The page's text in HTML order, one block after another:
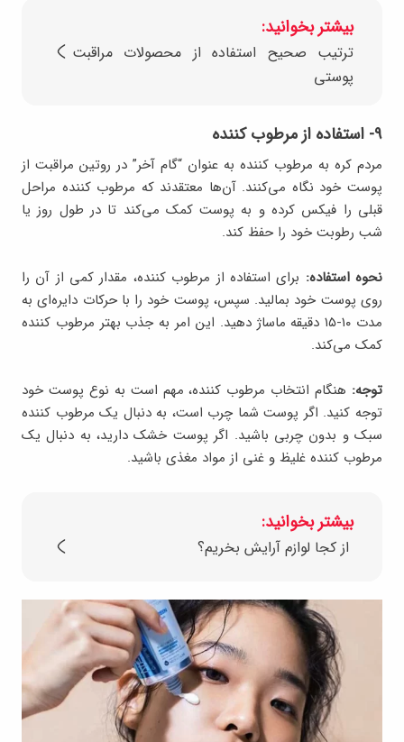
بیشتر بخوانید:
ترتیب صحیح استفاده از محصولات مراقبت
پوستی
۹- استفاده از مرطوب کننده
مردم کره به مرطوب کننده به عنوان “گام آخر” در روتین مراقبت از
پوست خود نگاه می‌کنند. آن‌ها معتقدند که مرطوب کننده مراحل
قبلی را فیکس کرده و به پوست کمک می‌کند تا در طول روز یا
شب رطوبت خود را حفظ کند.
نحوه استفاده: برای استفاده از مرطوب کننده، مقدار کمی از آن را
روی پوست خود بمالید. سپس، پوست خود را با حرکات دایره‌ای به
مدت ۱۰-۱۵ دقیقه ماساژ دهید. این امر به جذب بهتر مرطوب کننده
کمک می‌کند.
توجه: هنگام انتخاب مرطوب کننده، مهم است به نوع پوست خود
توجه کنید. اگر پوست شما چرب است، به دنبال یک مرطوب کننده‌
سبک و بدون چربی باشید. اگر پوست خشک دارید، به دنبال یک
مرطوب کننده غلیظ و غنی از مواد مغذی باشید.
بیشتر بخوانید:
از کجا لوازم آرایش بخریم؟